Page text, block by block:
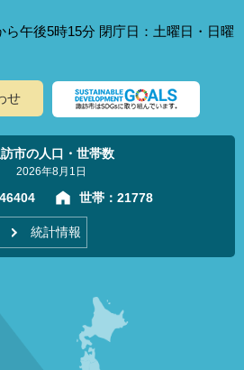
ら午後5時15分 閉庁日：土曜日・日曜
せ
市の人口・世帯数
2026年8月1日
46404 世帯： 21778
統計情報